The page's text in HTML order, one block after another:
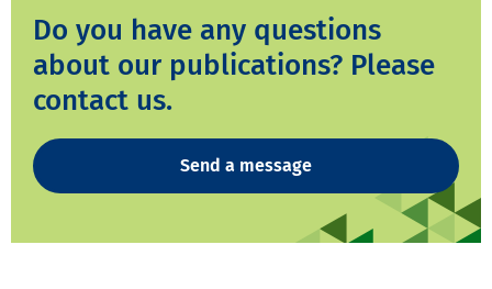
Do you have any questions
about our publications? Please
contact us.
Send a message